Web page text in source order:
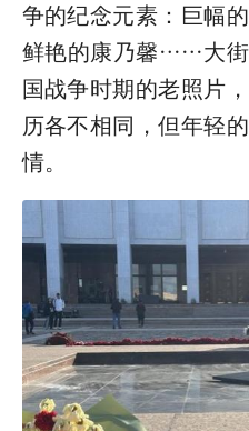
争的纪念元素：巨幅
鲜艳的康乃馨……大街
国战争时期的老照片
历各不相同，但年轻
情。